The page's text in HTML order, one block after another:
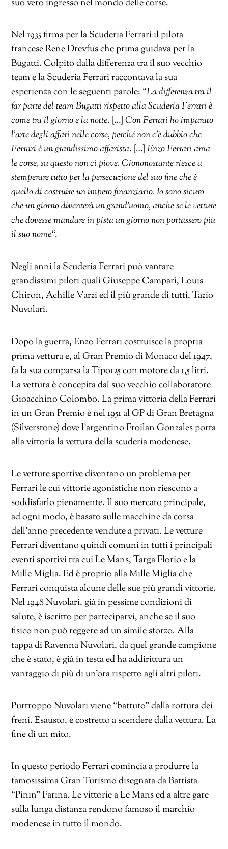
suo vero ingresso nel mondo delle corse.
Nel 1935 firma per la Scuderia Ferrari il pilota
francese Rene Drevfus che prima guidava per la
Bugatti. Colpito dalla differenza tra il suo vecchio
team e la Scuderia Ferrari raccontava la sua
esperienza con le seguenti parole: “La differenza tra il
far parte del team Bugatti rispetto alla Scuderia Ferrari è
come tra il giorno e la notte. […]Con Ferrari ho imparato
l’arte degli affari nelle corse, perché non c’è dubbio che
Ferrari è un grandissimo affarista. […]Enzo Ferrari ama
le corse, su questo non ci piove. Ciononostante riesce a
stemperare tutto per la persecuzione del suo fine che è
quello di costruire un impero finanziario. Io sono sicuro
che un giorno diventerà un grand’uomo, anche se le vetture
che dovesse mandare in pista un giorno non portassero più
il suo nome“.
Negli anni la Scuderia Ferrari può vantare
grandissimi piloti quali Giuseppe Campari, Louis
Chiron, Achille Varzi ed il più grande di tutti, Tazio
Nuvolari.
Dopo la guerra, Enzo Ferrari costruisce la propria
prima vettura e, al Gran Premio di Monaco del 1947,
fa la sua comparsa la Tipo125 con motore da 1,5 litri.
La vettura è concepita dal suo vecchio collaboratore
Gioacchino Colombo. La prima vittoria della Ferrari
in un Gran Premio è nel 1951 al GP di Gran Bretagna
(Silverstone) dove l’argentino Froilan Gonzales porta
alla vittoria la vettura della scuderia modenese.
Le vetture sportive diventano un problema per
Ferrari le cui vittorie agonistiche non riescono a
soddisfarlo pienamente. Il suo mercato principale,
ad ogni modo, è basato sulle macchine da corsa
dell’anno precedente vendute a privati. Le vetture
Ferrari diventano quindi comuni in tutti i principali
eventi sportivi tra cui Le Mans, Targa Florio e la
Mille Miglia. Ed è proprio alla Mille Miglia che
Ferrari conquista alcune delle sue più grandi vittorie.
Nel 1948 Nuvolari, già in pessime condizioni di
salute, è iscritto per parteciparvi, anche se il suo
fisico non può reggere ad un simile sforzo. Alla
tappa di Ravenna Nuvolari, da quel grande campione
che è stato, è già in testa ed ha addirittura un
vantaggio di più di un’ora rispetto agli altri piloti.
Purtroppo Nuvolari viene “battuto” dalla rottura dei
freni. Esausto, è costretto a scendere dalla vettura. La
fine di un mito.
In questo periodo Ferrari comincia a produrre la
famosissima Gran Turismo disegnata da Battista
“Pinin” Farina. Le vittorie a Le Mans ed a altre gare
sulla lunga distanza rendono famoso il marchio
modenese in tutto il mondo.